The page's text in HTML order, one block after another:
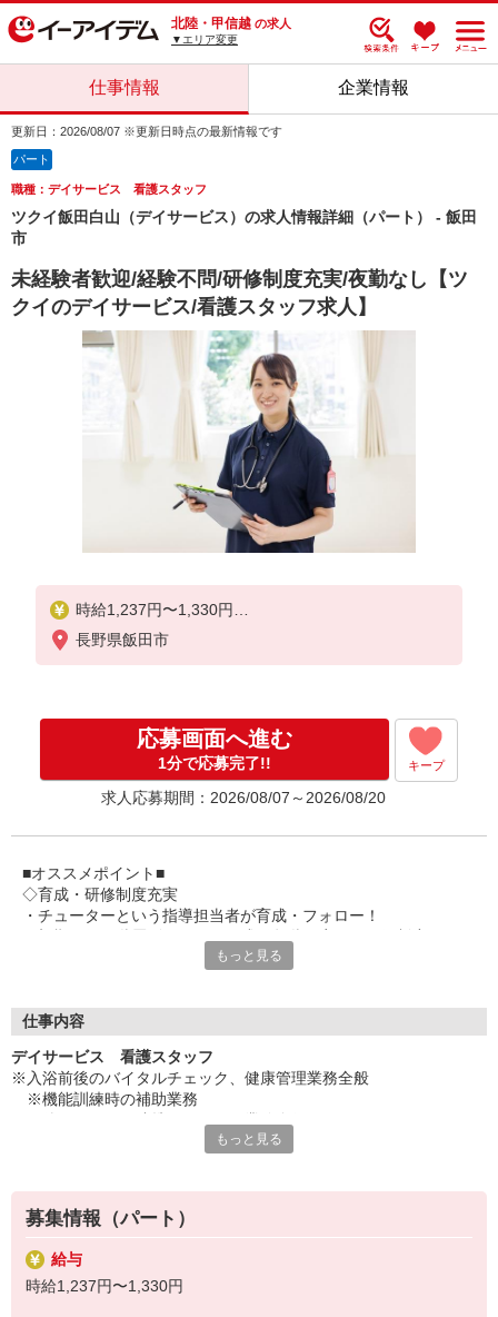
北陸・甲信越 の求人
▼エリア変更
仕事情報 企業情報
更新日：2026/08/07 ※更新日時点の最新情報です
パート
職種：デイサービス 看護スタッフ
ツクイ飯田白山（デイサービス）の求人情報詳細（パート） - 飯田
市
未経験者歓迎/経験不問/研修制度充実/夜勤なし【ツ
クイのデイサービス/看護スタッフ求人】
時給1,237円〜1,330円
★土日祝日は時給100円アップ！
長野県飯田市
応募画面へ進む
1分で応募完了!! キープ
求人応募期間：2026/08/07～2026/08/20
■オススメポイント■
◇育成・研修制度充実
・チューターという指導担当者が育成・フォロー！
・キャリアアップ支援制度を活用して働きながら資格取得が可能
・ツクイ独自の福祉厚生制度でプライベートも充実
・子育て支援の福利厚生制度あり！子育てと仕事の両立を応援◎
・スタッフ何でも相談窓口やライフキャリア相談など、各相談窓
口あり
◇頑張った分、スタッフに還元！
・パートは特別手当の支給あり
もっと見る
仕事内容
デイサービス 看護スタッフ
※入浴前後のバイタルチェック、健康管理業務全般
※機能訓練時の補助業務
デイサービスでお客様の生活に寄り添い、ゆっくりと時間をかけな
がら信頼関係を築くことができること、他業種との協力や連携を図
りながら支援していけることも魅力です。お客様から感謝の言葉を
直接いただけることがやりがいにもつながります。日勤の勤務でワ
ークライフバランスに合わせた働き方ができます。
もっと見る
募集情報（パート）
給与
時給1,237円〜1,330円